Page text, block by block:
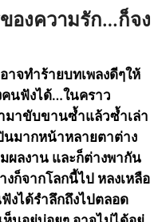
องความรัก…ก็จง
จทำร้ายบทเพลงดีๆให้
นฟังได้…ในคราว
มาขับขานซ้ำแล้วซ้ำเล่า
นมากหน้าหลายตาต่าง
ผลงาน และก็ต่างพากัน
ก็จากโลกนี้ไป หลงเหลือ
งได้รำลึกถึงไปตลอด